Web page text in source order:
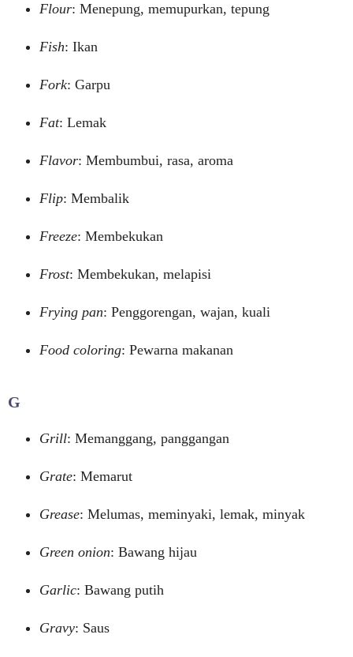
Flour: Menepung, memupurkan, tepung
Fish: Ikan
Fork: Garpu
Fat: Lemak
Flavor: Membumbui, rasa, aroma
Flip: Membalik
Freeze: Membekukan
Frost: Membekukan, melapisi
Frying pan: Penggorengan, wajan, kuali
Food coloring: Pewarna makanan
G
Grill: Memanggang, panggangan
Grate: Memarut
Grease: Melumas, meminyaki, lemak, minyak
Green onion: Bawang hijau
Garlic: Bawang putih
Gravy: Saus